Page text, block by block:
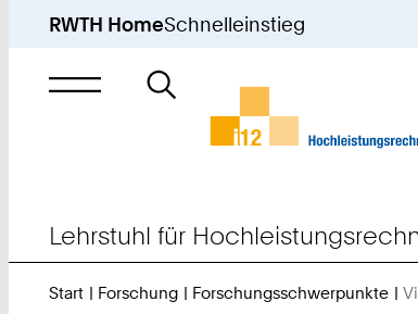
RWTH HomeSchnelleinstieg
Suche
nach
Lehrstuhl für
Start Forschung Forschungsschwerpunkte